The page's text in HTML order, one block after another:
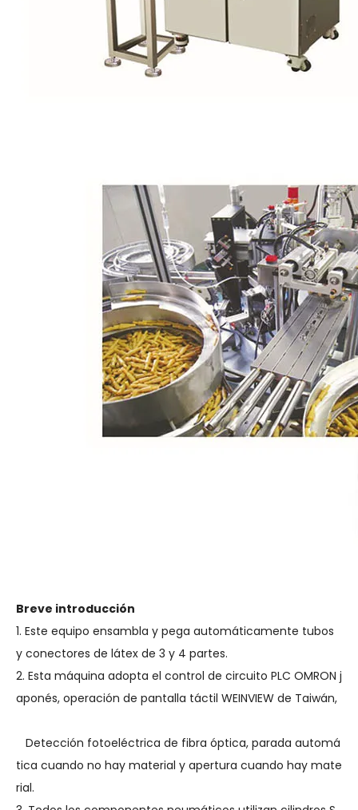
Breve introducción
1. Este equipo ensambla y pega automáticamente tubos
y conectores de látex de 3 y 4 partes.
2. Esta máquina adopta el control de circuito PLC OMRON j
aponés, operación de pantalla táctil WEINVIEW de Taiwán,
Detección fotoeléctrica de fibra óptica, parada automá
tica cuando no hay material y apertura cuando hay mate
rial.